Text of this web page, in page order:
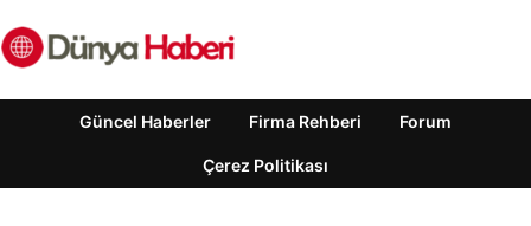
Güncel Haberler Firma Rehberi Forum
Çerez Politikası